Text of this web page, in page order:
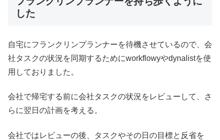
した
自宅にフランクリンプランナーを待機させているので、会
社タスクの状況を同期するためにworkflowyやdynalistを使
用しておりました。
会社で帰宅する前に会社タスクの状況をレビューして、さ
らに翌日の計画を考える。
会社ではレビューの後、タスクやその日の目標と反省を